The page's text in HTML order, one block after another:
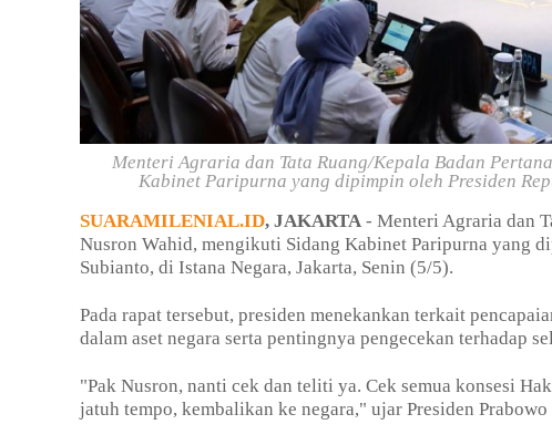
Menteri Agraria dan Tata Ruang/Kepala Badan
Kabinet Paripurna yang dipimpin oleh Presiden
SUARAMILENIAL.ID, JAKARTA - Menteri Agraria dan
Nusron Wahid, mengikuti Sidang Kabinet Paripurna yang
Subianto, di Istana Negara, Jakarta, Senin (5/5).
Pada rapat tersebut, presiden menekankan terkait
dalam aset negara serta pentingnya pengecekan terhadap
"Pak Nusron, nanti cek dan teliti ya. Cek semua konsesi
jatuh tempo, kembalikan ke negara," ujar Presiden